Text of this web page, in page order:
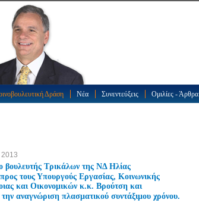
Δράση Νέα Συνεντεύξεις Ομιλίες - Άρθρα
βουλευτής Τρικάλων της ΝΔ Ηλίας
τους Υπουργούς Εργασίας, Κοινωνικής
και Οικονομικών κ.κ. Βρούτση και
αναγνώριση πλασματικού συντάξιμου χρόνου.